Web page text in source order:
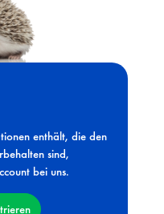
enthält, die den
sind,
bei uns.